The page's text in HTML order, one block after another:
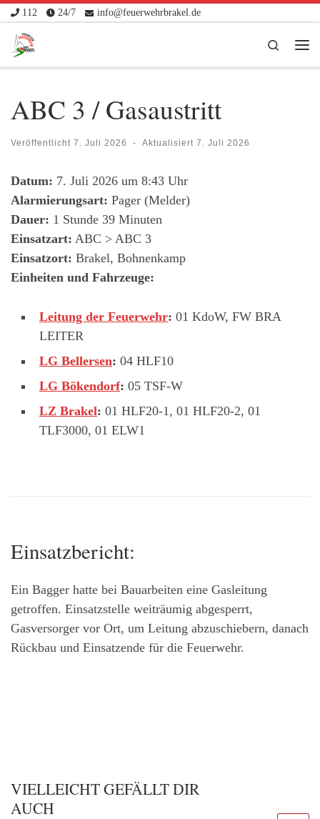
Zum Inhalt springen
112 24/7 info@feuerwehrbrakel.de
Search
ABC 3 / Gasaustritt
Veröffentlicht 7. Juli 2026 - Aktualisiert 7. Juli 2026
Datum: 7. Juli 2026 um 8:43 Uhr
Alarmierungsart: Pager (Melder)
Dauer: 1 Stunde 39 Minuten
Einsatzart: ABC > ABC 3
Einsatzort: Brakel, Bohnenkamp
Einheiten und Fahrzeuge:
Leitung der Feuerwehr: 01 KdoW, FW BRA
LEITER
LG Bellersen: 04 HLF10
LG Bökendorf: 05 TSF-W
LZ Brakel: 01 HLF20-1, 01 HLF20-2, 01
TLF3000, 01 ELW1
Einsatzbericht:
Ein Bagger hatte bei Bauarbeiten eine Gasleitung
getroffen. Einsatzstelle weiträumig abgesperrt,
Gasversorger vor Ort, um Leitung abzuschiebern, danach
Rückbau und Einsatzende für die Feuerwehr.
VIELLEICHT GEFÄLLT DIR
AUCH